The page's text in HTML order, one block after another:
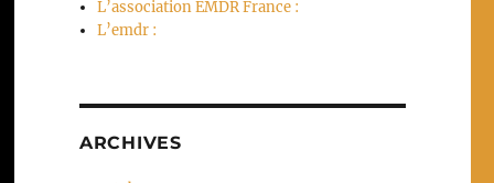
L’association EMDR France :
L’emdr :
ARCHIVES